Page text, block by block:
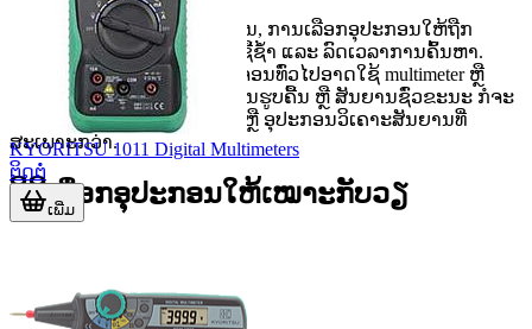
ສໍາລັບອົງກອນທີ່ມີຫຼາຍໜ່ວຍງານ, ການເລືອກອຸປະກອນໃຫ້ຖືກ
ປະເພດຈະຊ່ວຍລົດຕົ້ນທຶນການຊື້ຊໍ້າ ແລະ ລົດເວລາການຄົ້ນຫາ.
ຕົວຢ່າງເຊັ່ນ ວຽກກວດສາຍວົງຈອນທົ່ວໄປອາດໃຊ້ multimeter ຫຼື
clamp meter ແຕ່ຖ້າຕ້ອງການເຫັນຮູບຄື້ນ ຫຼື ສັນຍານຊົ່ວຂະນະ ກໍຈະ
ຕ້ອງຂຶ້ນໄປຫາອອສຊິໂລສໂກພ
ຫຼື ອຸປະກອນວິເຄາະສັນຍານທີ່
ສະເພາະກວ່າ.
ວິທີເລືອກອຸປະກອນໃຫ້ເໝາະກັບວຽ
KYORITSU 1011 Digital Multimeters
ຕິດຕໍ່
ເພີ່ມ